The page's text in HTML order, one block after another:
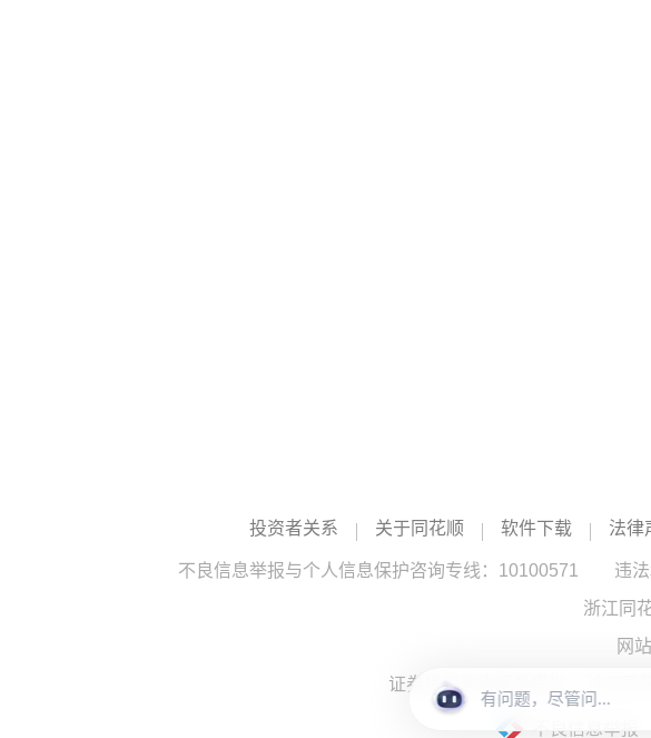
投资者关系 关于同花顺 软件下载 法律
不良信息举报与个人信息保护咨询专线：10100571 违
浙江同
网
证券投资咨询服务提供：浙江同
不良信息举报